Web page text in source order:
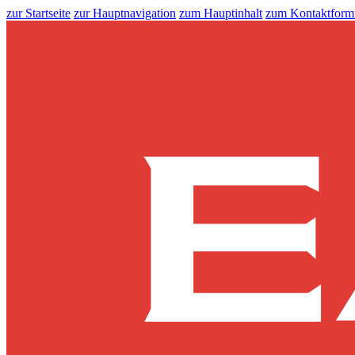
zur Startseite zur Hauptnavigation zum Hauptinhalt zum